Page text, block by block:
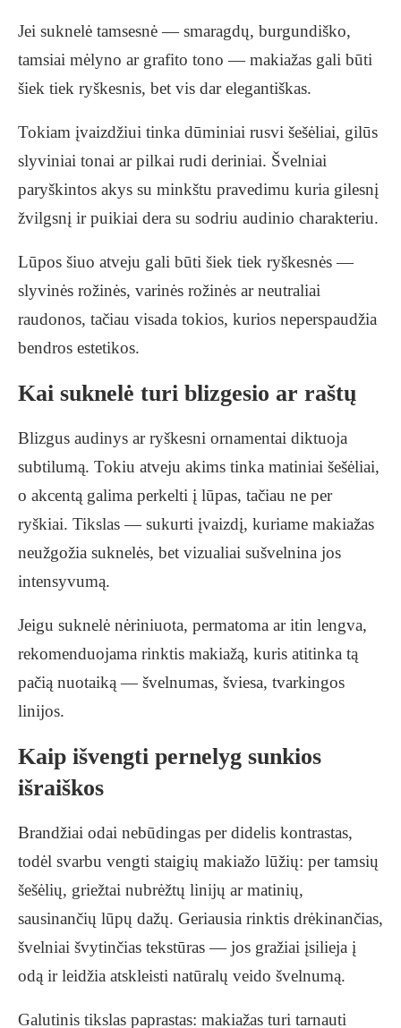
Jei suknelė tamsesnė — smaragdų, burgundiško,
tamsiai mėlyno ar grafito tono — makiažas gali būti
šiek tiek ryškesnis, bet vis dar elegantiškas.
Tokiam įvaizdžiui tinka dūminiai rusvi šešėliai, gilūs
slyviniai tonai ar pilkai rudi deriniai. Švelniai
paryškintos akys su minkštu pravedimu kuria gilesnį
žvilgsnį ir puikiai dera su sodriu audinio charakteriu.
Lūpos šiuo atveju gali būti šiek tiek ryškesnės —
slyvinės rožinės, varinės rožinės ar neutraliai
raudonos, tačiau visada tokios, kurios neperspaudžia
bendros estetikos.
Kai suknelė turi blizgesio ar raštų
Blizgus audinys ar ryškesni ornamentai diktuoja
subtilumą. Tokiu atveju akims tinka matiniai šešėliai,
o akcentą galima perkelti į lūpas, tačiau ne per
ryškiai. Tikslas — sukurti įvaizdį, kuriame makiažas
neužgožia suknelės, bet vizualiai sušvelnina jos
intensyvumą.
Jeigu suknelė nėriniuota, permatoma ar itin lengva,
rekomenduojama rinktis makiažą, kuris atitinka tą
pačią nuotaiką — švelnumas, šviesa, tvarkingos
linijos.
Kaip išvengti pernelyg sunkios
išraiškos
Brandžiai odai nebūdingas per didelis kontrastas,
todėl svarbu vengti staigių makiažo lūžių: per tamsių
šešėlių, griežtai nubrėžtų linijų ar matinių,
sausinančių lūpų dažų. Geriausia rinktis drėkinančias,
švelniai švytinčias tekstūras — jos gražiai įsilieja į
odą ir leidžia atskleisti natūralų veido švelnumą.
Galutinis tikslas paprastas: makiažas turi tarnauti